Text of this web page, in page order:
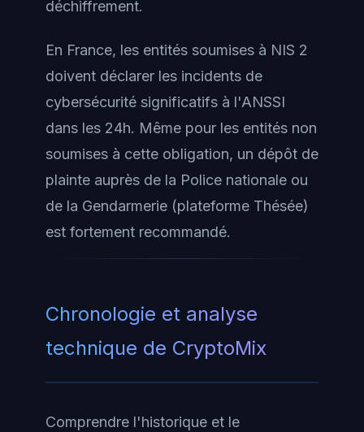
déchiffrement.
En France, les entités soumises à NIS 2
doivent déclarer les incidents de
cybersécurité significatifs à l'ANSSI
dans les 24h. Même pour les entités non
soumises à cette obligation, un dépôt de
plainte auprès de la Police nationale ou
de la Gendarmerie (plateforme Thésée)
est fortement recommandé.
Chronologie et analyse
technique de CryptoMix
Comprendre l'historique et le